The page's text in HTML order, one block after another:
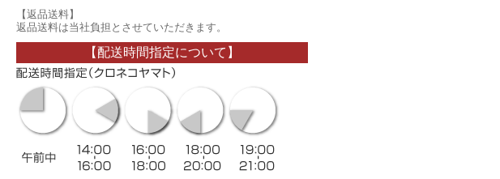
【返品送料】
返品送料は当社負担とさせていただきます。
【配送時間指定について】